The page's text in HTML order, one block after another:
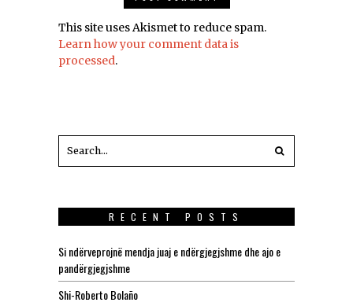
This site uses Akismet to reduce spam.
Learn how your comment data is
processed.
RECENT POSTS
Si ndërveprojnë mendja juaj e ndërgjegjshme dhe ajo e
pandërgjegjshme
Shi-Roberto Bolaño